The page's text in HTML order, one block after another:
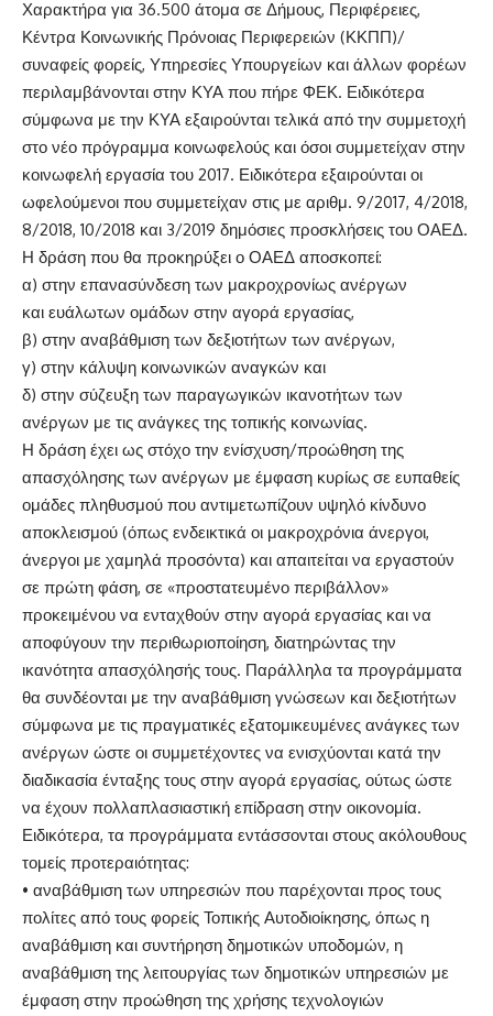
Χαρακτήρα για 36.500 άτομα σε Δήμους, Περιφέρειες,
Κέντρα Κοινωνικής Πρόνοιας Περιφερειών (ΚΚΠΠ)/
συναφείς φορείς, Υπηρεσίες Υπουργείων και άλλων φορέων
περιλαμβάνονται στην ΚΥΑ που πήρε ΦΕΚ. Ειδικότερα
σύμφωνα με την ΚΥΑ εξαιρούνται τελικά από την συμμετοχή
στο νέο πρόγραμμα κοινωφελούς και όσοι συμμετείχαν στην
κοινωφελή εργασία του 2017. Ειδικότερα εξαιρούνται οι
ωφελούμενοι που συμμετείχαν στις με αριθμ. 9/2017, 4/2018,
8/2018, 10/2018 και 3/2019 δημόσιες προσκλήσεις του ΟΑΕΔ.
Η δράση που θα προκηρύξει ο ΟΑΕΔ αποσκοπεί:
α) στην επανασύνδεση των μακροχρονίως ανέργων
και ευάλωτων ομάδων στην αγορά εργασίας,
β) στην αναβάθμιση των δεξιοτήτων των ανέργων,
γ) στην κάλυψη κοινωνικών αναγκών και
δ) στην σύζευξη των παραγωγικών ικανοτήτων των
ανέργων με τις ανάγκες της τοπικής κοινωνίας.
Η δράση έχει ως στόχο την ενίσχυση/προώθηση της
απασχόλησης των ανέργων με έμφαση κυρίως σε ευπαθείς
ομάδες πληθυσμού που αντιμετωπίζουν υψηλό κίνδυνο
αποκλεισμού (όπως ενδεικτικά οι μακροχρόνια άνεργοι,
άνεργοι με χαμηλά προσόντα) και απαιτείται να εργαστούν
σε πρώτη φάση, σε «προστατευμένο περιβάλλον»
προκειμένου να ενταχθούν στην αγορά εργασίας και να
αποφύγουν την περιθωριοποίηση, διατηρώντας την
ικανότητα απασχόλησής τους. Παράλληλα τα προγράμματα
θα συνδέονται με την αναβάθμιση γνώσεων και δεξιοτήτων
σύμφωνα με τις πραγματικές εξατομικευμένες ανάγκες των
ανέργων ώστε οι συμμετέχοντες να ενισχύονται κατά την
διαδικασία ένταξης τους στην αγορά εργασίας, ούτως ώστε
να έχουν πολλαπλασιαστική επίδραση στην οικονομία.
Ειδικότερα, τα προγράμματα εντάσσονται στους ακόλουθους
τομείς προτεραιότητας:
• αναβάθμιση των υπηρεσιών που παρέχονται προς τους
πολίτες από τους φορείς Τοπικής Αυτοδιοίκησης, όπως η
αναβάθμιση και συντήρηση δημοτικών υποδομών, η
αναβάθμιση της λειτουργίας των δημοτικών υπηρεσιών με
έμφαση στην προώθηση της χρήσης τεχνολογιών